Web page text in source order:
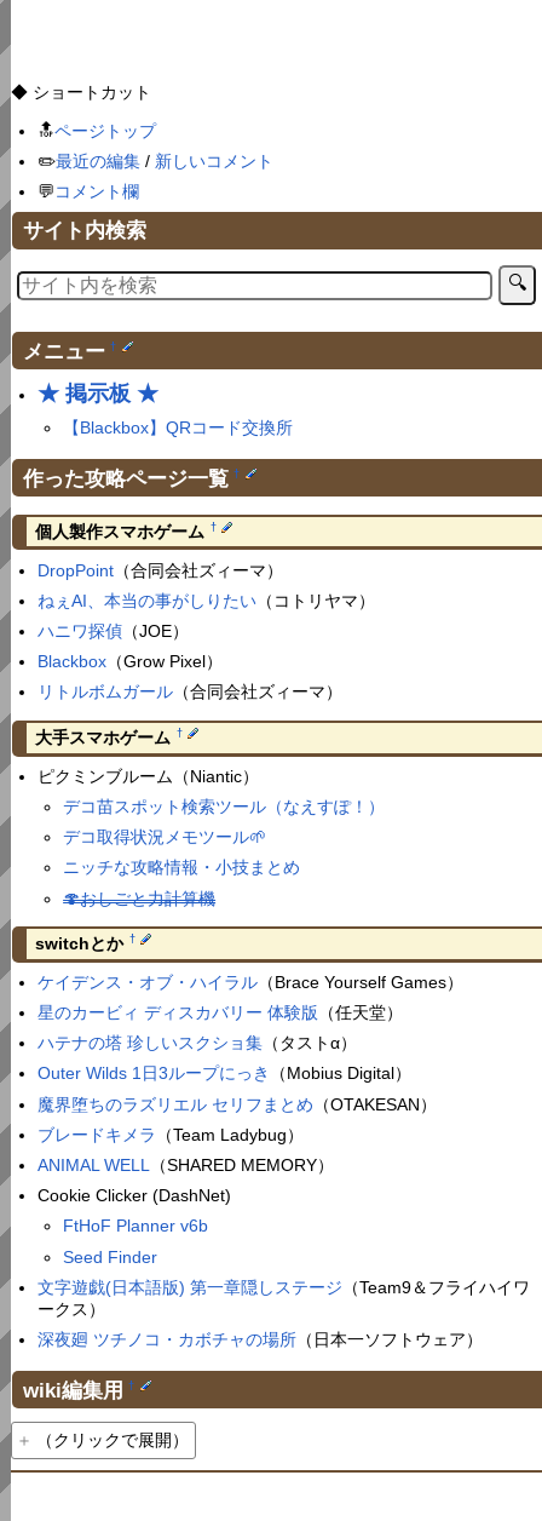
◆ ショートカット
🔝ページトップ
✏️最近の編集/ 新しいコメント
💬コメント欄
サイト内検索
メニュー †
★ 掲示板 ★
【Blackbox】QRコード交換所
作った攻略ページ一覧 †
個人製作スマホゲーム †
DropPoint（合同会社ズィーマ）
ねぇAI、本当の事がしりたい（コトリヤマ）
ハニワ探偵（JOE）
Blackbox（Grow Pixel）
リトルボムガール（合同会社ズィーマ）
大手スマホゲーム †
ピクミンブルーム（Niantic）
デコ苗スポット検索ツール（なえすぽ！）
デコ取得状況メモツール🌱
ニッチな攻略情報・小技まとめ
🍄おしごと力計算機
switchとか †
ケイデンス・オブ・ハイラル（Brace Yourself Games）
星のカービィ ディスカバリー 体験版 （任天堂）
ハテナの塔 珍しいスクショ集（タストα）
Outer Wilds 1日3ループにっき
（Mobius Digital）
魔界堕ちのラズリエル セリフまとめ （OTAKESAN）
ブレードキメラ （Team Ladybug）
ANIMAL WELL
（SHARED MEMORY）
Cookie Clicker (DashNet)
FtHoF Planner v6b
Seed Finder
文字遊戯(日本語版) 第一章隠しステージ （Team9＆フライハイワ
ークス）
深夜廻 ツチノコ・カボチャの場所（日本一ソフトウェア）
wiki編集用 †
（クリックで展開）